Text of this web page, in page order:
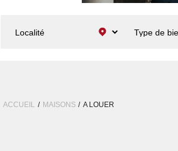
ACCUEIL MAISONS A LOUER